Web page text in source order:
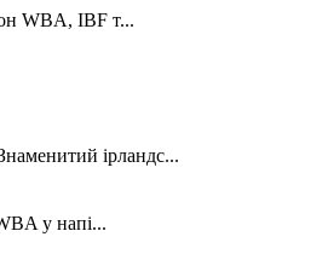
WBA, IBF т...
ірландс...
у напі...